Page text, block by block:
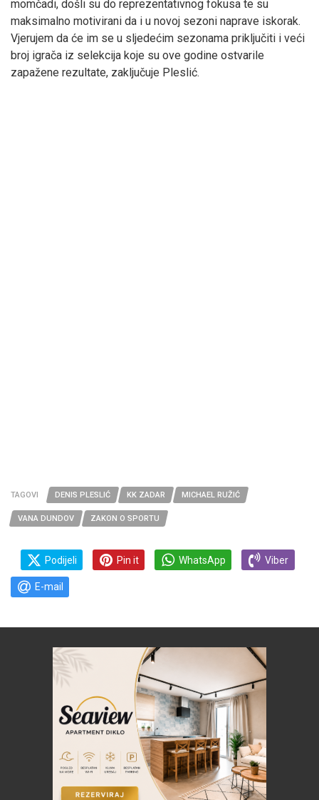
momčadi, došli su do reprezentativnog fokusa te su
maksimalno motivirani da i u novoj sezoni naprave iskorak.
Vjerujem da će im se u sljedećim sezonama priključiti i veći
broj igrača iz selekcija koje su ove godine ostvarile
zapažene rezultate, zaključuje Pleslić.
TAGOVI DENIS PLESLIĆ KK ZADAR MICHAEL RUŽIĆ
VANA DUNDOV ZAKON O SPORTU
Podijeli Pin it WhatsApp Viber
E-mail